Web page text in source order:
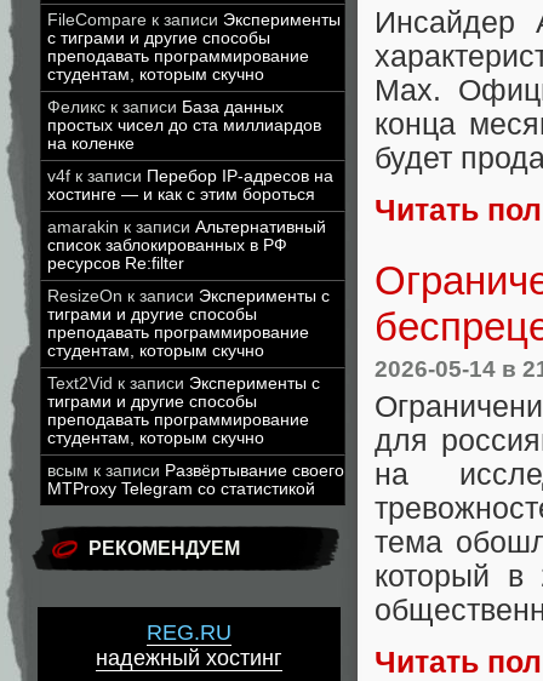
FileCompare к записи Эксперименты
с тиграми и другие способы
преподавать программирование
студентам, которым скучно
Феликс к записи База данных
простых чисел до ста миллиардов
на коленке
v4f к записи Перебор IP-адресов на
хостинге — и как с этим бороться
amarakin к записи Альтернативный
список заблокированных в РФ
ресурсов Re:filter
ResizeOn к записи Эксперименты с
тиграми и другие способы
преподавать программирование
студентам, которым скучно
Text2Vid к записи Эксперименты с
тиграми и другие способы
преподавать программирование
студентам, которым скучно
всым к записи Развёртывание своего
MTProxy Telegram со статистикой
РЕКОМЕНДУЕМ
REG.RU
надежный хостинг
Инсайдер
Max.
конца
будет
Читать
2026-05-14 в
для
на
тема
который в
Читать